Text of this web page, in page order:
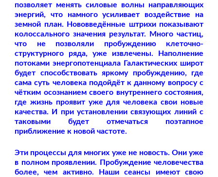
позволяет менять силовые волны направляющих
энергий, что намного усиливает воздействие на
земной план. Нововведённые штрихи показывают
колоссального значения результат. Много частиц,
что не позволяли пробуждению клеточно-
структурного ряда, уже извлечены. Наполнение
потоками энергопотенциала Галактических широт
будет способствовать яркому пробуждению, где
сама суть человека подойдёт к данному вопросу с
чётким осознанием своего внутреннего состояния,
где жизнь проявит уже для человека свои новые
качества. И при установлении связующих линий с
таковыми будет отмечаться поэтапное
приближение к новой частоте.
Эти процессы для многих уже не новость. Они уже
в полном проявлении. Пробуждение человечества
более, чем активно. Наши сеансы имеют свою